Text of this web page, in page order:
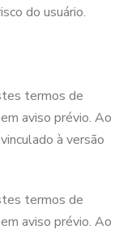
do usuário.
termos de
aviso prévio. Ao
à versão
termos de
aviso prévio. Ao